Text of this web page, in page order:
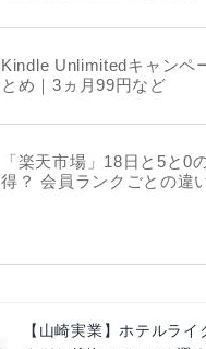
Kindle Unlimitedキャンペ
とめ｜3ヵ月99円など
「楽天市場」18日と5と0
得？ 会員ランクごとの違
【山崎実業】ホテルラ